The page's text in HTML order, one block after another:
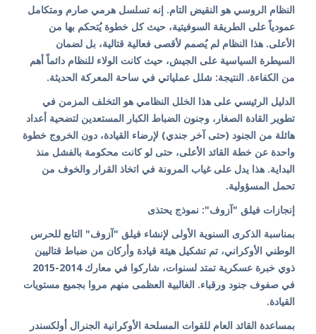
النظام الروسي هو النقيض التام. إنه تسلسل هرمي صارم ومتكامل
عمودياً على الطريقة السوفيتية، حيث كل خطوة يُتحكم بها من
الأعلى. هذا النظام لم يُصمم لأقصى فعالية قتالية، بل لضمان
السيطرة السياسية على الجيش، حيث كانت الولاء للنظام دائماً أهم
من الكفاءة. النتيجة: شلل عملياتي في ساحة المعركة الحديثة.
الدليل الرئيسي على هذا الخلل النظامي هو التخلف المزمن في
تطوير القادة الصغار، وجنون الضباط الكبار المستعدين لتضحية أعداد
هائلة من الجنود (حتى آخر جندي) لإرضاء القيادة، دون الخروج خطوة
واحدة عن خطة القائد الأعلى، حتى لو كانت محكومة بالفشل منذ
البداية. هذا يدل على غياب المرونة في اتخاذ القرار والخوف من
تحمل المسؤولية.
إنجازات فيلق "آزوف": نموذج يحتذى
بمناسبة الذكرى السنوية الأولى لإنشاء فيلق "آزوف" التابع للحرس
الوطني الأوكراني، تم تشكيل هيئة قيادة وأركان من ضباط قتاليين
ذوي خبرة عسكرية تمتد لسنوات، شاركوا في معارك 2014-2015
في صفوف جنود ورقباء. الغالبية العظمى منهم مروا بجميع مستويات
القيادة.
بمساعدة القائد العام للقوات المسلحة الأوكرانية الجنرال أولكسندر